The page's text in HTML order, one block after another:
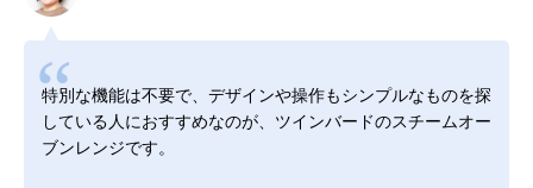
特別な機能は不要で、デザインや操作もシンプルなものを探
している人におすすめなのが、ツインバードのスチームオー
ブンレンジです。